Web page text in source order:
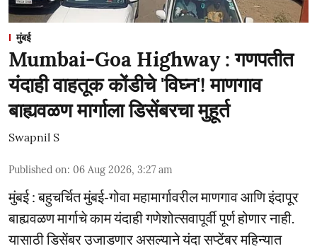
मुंबई
Mumbai-Goa Highway : गणपतीत
यंदाही वाहतूक कोंडीचे 'विघ्न'! माणगाव
बाह्यवळण मार्गाला डिसेंबरचा मुहूर्त
Swapnil S
Published on: 06 Aug 2026, 3:27 am
मुंबई : बहुचर्चित मुंबई-गोवा महामार्गावरील माणगाव आणि इंदापूर
बाह्यवळण मार्गाचे काम यंदाही गणेशोत्सवापूर्वी पूर्ण होणार नाही.
यासाठी डिसेंबर उजाडणार असल्याने यंदा सप्टेंबर महिन्यात